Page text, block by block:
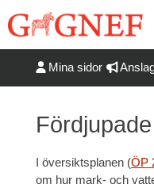
till
Mina sidor
I översiktsplanen (ÖP
om hur mark- och